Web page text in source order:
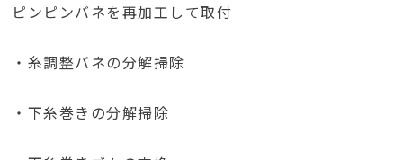
ピンピンバネを再加工して取付
・糸調整バネの分解掃除
・下糸巻きの分解掃除